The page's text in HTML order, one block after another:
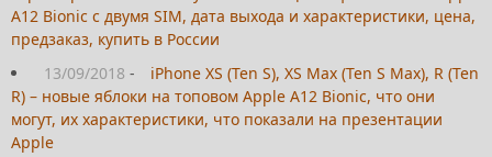
A12 Bionic с двумя SIM, дата выхода и характеристики, цена,
предзаказ, купить в России
13/09/2018 -
iPhone XS (Ten S), XS Max (Ten S Max), R (Ten
R) – новые яблоки на топовом Apple A12 Bionic, что они
могут, их характеристики, что показали на презентации
Apple